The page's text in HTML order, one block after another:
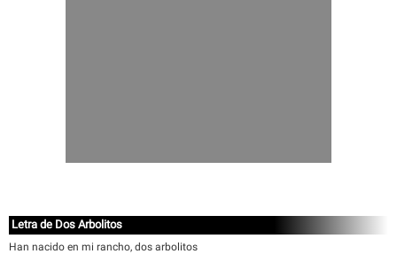
Letra de Dos Arbolitos
Han nacido en mi rancho, dos arbolitos